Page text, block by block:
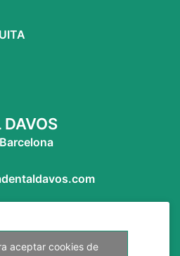
DAVOS
aceptar cookies de